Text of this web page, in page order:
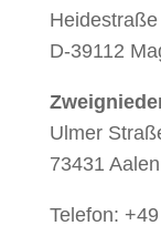
Heidestraße
D-39112
Ulmer
73431 Aalen
Telefon: